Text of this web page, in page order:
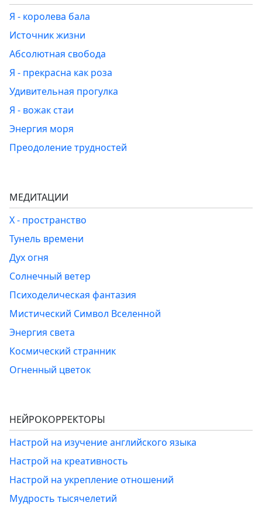
Я - королева бала
Источник жизни
Абсолютная свобода
Я - прекрасна как роза
Удивительная прогулка
Я - вожак стаи
Энергия моря
Преодоление трудностей
МЕДИТАЦИИ
Х - пространство
Тунель времени
Дух огня
Солнечный ветер
Психоделическая фантазия
Мистический Символ Вселенной
Энергия света
Космический странник
Огненный цветок
НЕЙРОКОРРЕКТОРЫ
Настрой на изучение английского языка
Настрой на креативность
Настрой на укрепление отношений
Мудрость тысячелетий